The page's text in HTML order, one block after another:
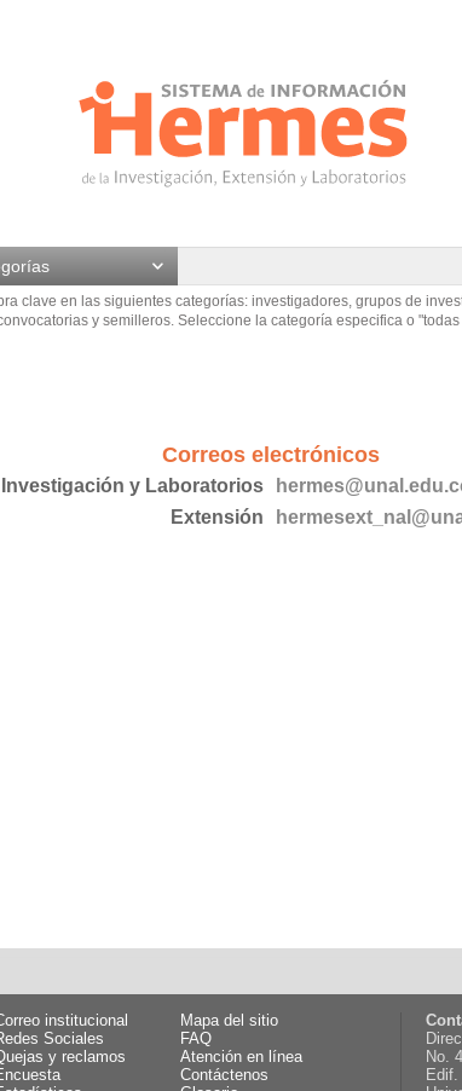
clave en las siguientes categorías: investigadores, grupos de
y semilleros. Seleccione la categoría especifica o
Correos electrónicos
Investigación y Laboratorios
Extensión
institucional
Mapa del sitio
Sociales
FAQ
y reclamos
Atención en línea
Contáctenos
No.
Edif.